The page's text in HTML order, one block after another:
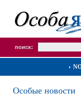
поиск:
Особые новости